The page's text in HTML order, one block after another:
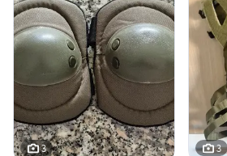
3 3